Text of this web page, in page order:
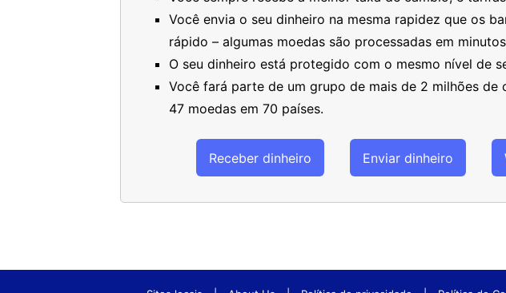
Você envia o seu dinheiro na mesma rapidez que os
rápido – algumas moedas são processadas em
O seu dinheiro está protegido com o mesmo nível de
Você fará parte de um grupo de mais de 2 milhões de
47 moedas em 70 países.
Receber dinheiro Enviar dinheiro